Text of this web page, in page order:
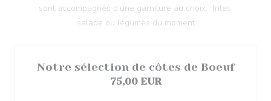
sont accompagnés d’une garniture au choix : frites,
salade ou légumes du moment
Notre sélection de côtes de Boeuf
75,00 EUR